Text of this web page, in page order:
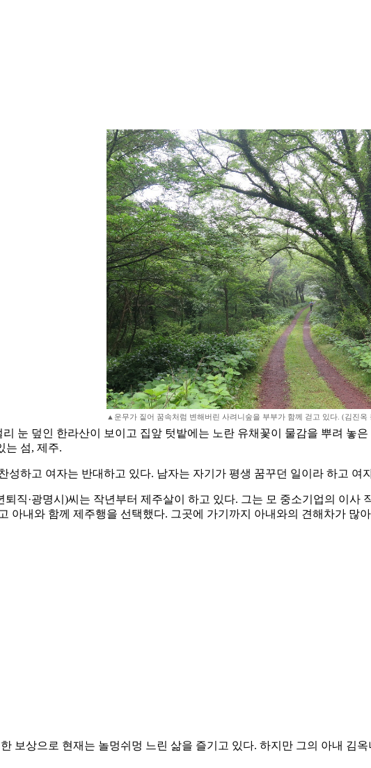
▲운무가 짙어 꿈속처럼 변해버린 사려니숲을 부부가 함께 걷고 있다. (김진옥
눈 덮인 한라산이 보이고 집앞 텃밭에는 노란 유채꽃이 물감을 뿌려 놓
는 섬, 제주.
성하고 여자는 반대하고 있다. 남자는 자기가 평생 꿈꾸던 일이라 하고 여
퇴직·광명시)씨는 작년부터 제주살이 하고 있다. 그는 모 중소기업의 이
아내와 함께 제주행을 선택했다. 그곳에 가기까지 아내와의 견해차가 많
보상으로 현재는 놀멍쉬멍 느린 삶을 즐기고 있다. 하지만 그의 아내 김